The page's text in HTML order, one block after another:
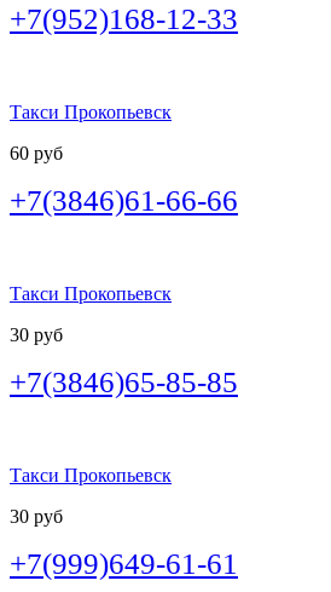
+7(952)168-12-33
Такси Прокопьевск
60 руб
+7(3846)61-66-66
Такси Прокопьевск
30 руб
+7(3846)65-85-85
Такси Прокопьевск
30 руб
+7(999)649-61-61